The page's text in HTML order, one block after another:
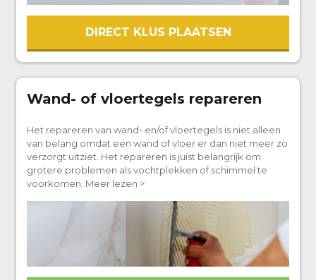
DIRECT KLUS PLAATSEN
Wand- of vloertegels repareren
Het repareren van wand- en/of vloertegels is niet alleen
van belang omdat een wand of vloer er dan niet meer zo
verzorgt uitziet. Het repareren is juist belangrijk om
grotere problemen als vochtplekken of schimmel te
voorkomen. Meer lezen >